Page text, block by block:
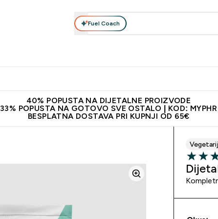
Fuel Coach
40% POPUSTA NA DIJETALNE PROIZVODE
33% POPUSTA NA GOTOVO SVE OSTALO | KOD: MYPHR
BESPLATNA DOSTAVA PRI KUPNJI OD 65€
5 out of